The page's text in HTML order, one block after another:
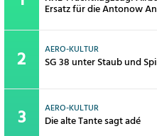
Ersatz für die Antonow
AERO-KULTUR
SG 38 unter Staub und
AERO-KULTUR
Die alte Tante sagt adé